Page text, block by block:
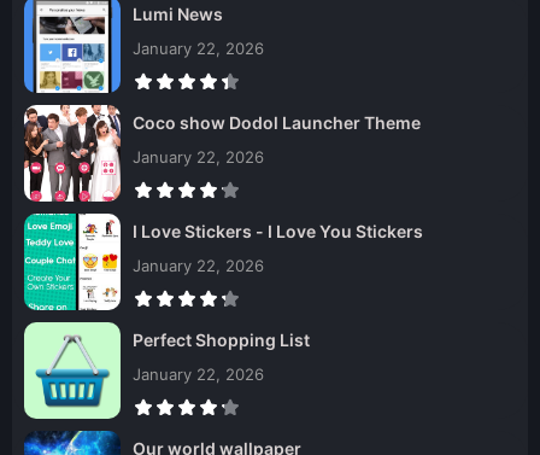
Lumi News
January 22, 2026
Coco show Dodol Launcher Theme
January 22, 2026
I Love Stickers - I Love You Stickers
January 22, 2026
Perfect Shopping List
January 22, 2026
Our world wallpaper